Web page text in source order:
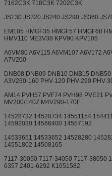
7162C3K 718C3K 7202C3K
JS130 JS220 JS240 JS290 JS360
EM105 HMGF35 HMGF57 HMGF68
HMV110 ME3V38 KPV90 KPV105
A6VM80 A6V115 A6VM107 A6V172
A7V200
DNB08 DNB09 DNB10 DNB15
A3V260-160 PHV-120 PHV-290 PHV-
AM14 PVH57 PVF74 PVH98 PVE21
MV200/140Z M4V290-170F
14528732 14528734 14551154
14592030 14566400 14557192
14533651 14533652 14528280
14551802 14508165
7117-30050 7117-34050 7117-38050
6357 2401-6292 K1051582